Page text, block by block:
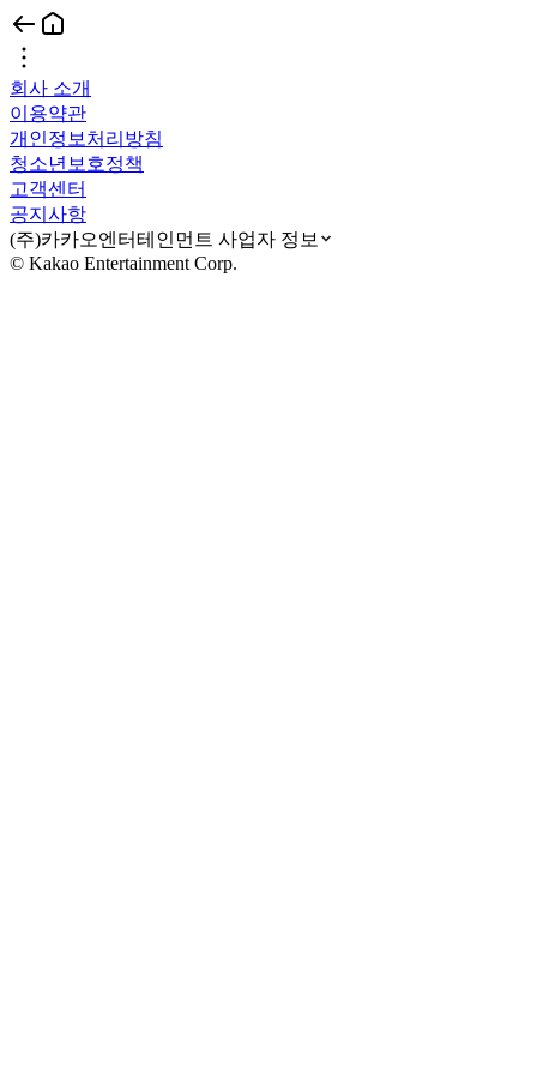
회사 소개
이용약관
개인정보처리방침
청소년보호정책
고객센터
공지사항
(주)카카오엔터테인먼트 사업자 정보
© Kakao Entertainment Corp.